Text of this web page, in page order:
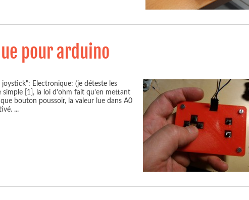
pour arduino
Electronique: (je déteste les
simple [1], la loi d'ohm fait qu'en mettant
bouton poussoir, la valeur lue dans A0
...